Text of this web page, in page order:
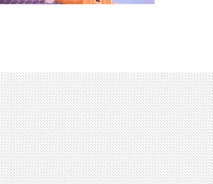
destino em São Paulo e
do mercado